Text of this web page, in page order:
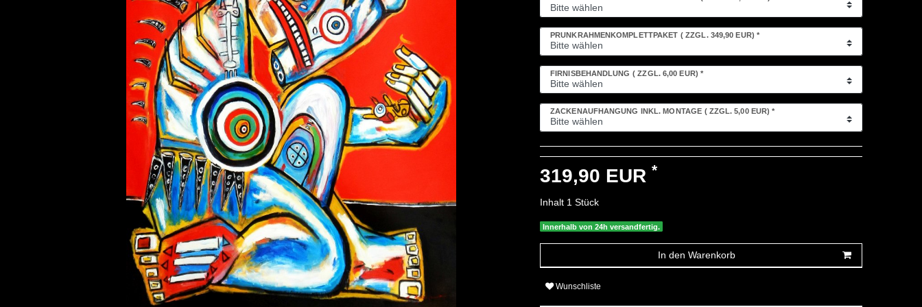
PRUNKRAHMENKOMPLETTPAKET ( ZZGL. 349,90 EUR) *
FIRNISBEHANDLUNG ( ZZGL. 6,00 EUR) *
ZACKENAUFHÄNGUNG INKL. MONTAGE ( ZZGL. 5,00 EUR)*
319,90 EUR *
Inhalt 1 Stück
Innerhalb von 24h versandfertig.
In den Warenkorb
Wunschliste